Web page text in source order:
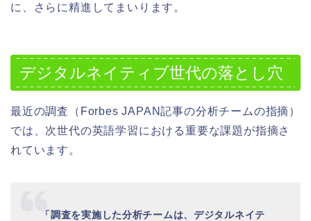
に、さらに精進してまいります。
デジタルネイティブ世代の落とし穴
最近の調査（Forbes JAPAN記事の分析チームの指摘）
では、次世代の英語学習における重要な課題が指摘さ
れています。
「調査を実施した分析チームは、デジタルネイテ